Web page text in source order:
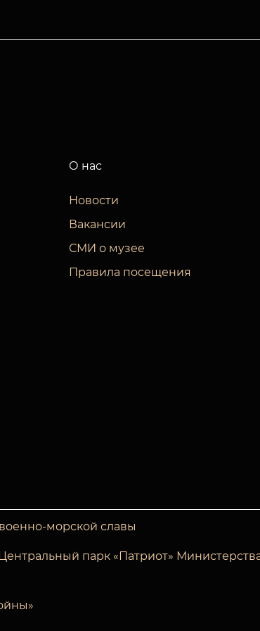
О нас
Новости
Вакансии
СМИ о музее
Правила посещения
морской славы
парк «Патриот»